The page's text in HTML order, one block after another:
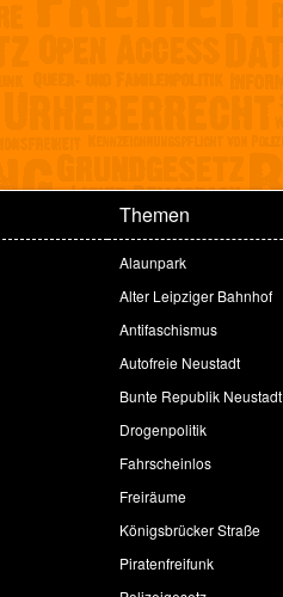
Themen
Alaunpark
Alter Leipziger Bahnhof
Antifaschismus
Autofreie Neustadt
Bunte Republik Neustadt
Drogenpolitik
Fahrscheinlos
Freiräume
Königsbrücker Straße
Piratenfreifunk